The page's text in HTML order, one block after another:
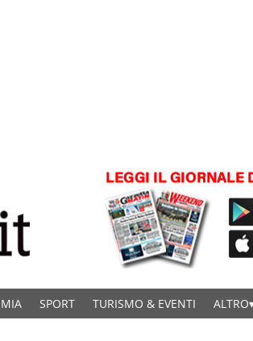
SPORT TURISMO & EVENTI ALTRO